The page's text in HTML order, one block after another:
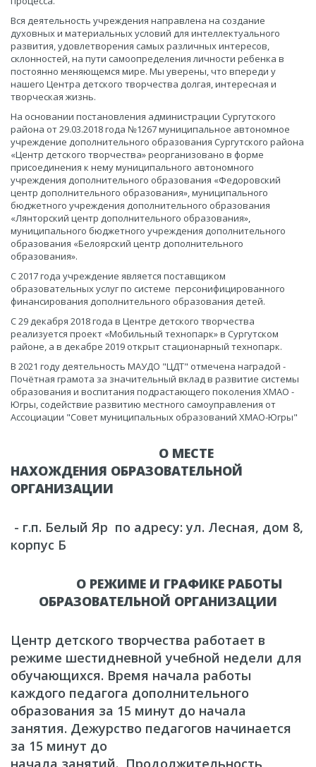
Вся деятельность учреждения направлена на создание
духовных и материальных условий для интеллектуального
развития, удовлетворения самых различных интересов,
склонностей, на пути самоопределения личности ребенка в
постоянно меняющемся мире. Мы уверены, что впереди у
нашего Центра детского творчества долгая, интересная и
творческая жизнь.
На основании постановления администрации Сургутского
района от 29.03.2018 года №1267 муниципальное автономное
учреждение дополнительного образования Сургутского района
«Центр детского творчества» реорганизовано в форме
присоединения к нему муниципального автономного
учреждения дополнительного образования «Федоровский
центр дополнительного образования», муниципального
бюджетного учреждения дополнительного образования
«Лянторский центр дополнительного образования»,
муниципального бюджетного учреждения дополнительного
образования «Белоярский центр дополнительного
образования».
С 2017 года учреждение является поставщиком
образовательных услуг по системе персонифицированного
финансирования дополнительного образования детей.
С 29 декабря 2018 года в Центре детского творчества
реализуется проект «Мобильный технопарк» в Сургутском
районе, а в декабре 2019 открыт стационарный технопарк.
В 2021 году деятельность МАУДО "ЦДТ" отмечена наградой -
Почётная грамота за значительный вклад в развитие системы
образования и воспитания подрастающего поколения ХМАО -
Югры, содействие развитию местного самоуправления от
Ассоциации "Совет муниципальных образований ХМАО-Югры"
О МЕСТЕ
НАХОЖДЕНИЯ ОБРАЗОВАТЕЛЬНОЙ
ОРГАНИЗАЦИИ​
- г.п. Белый Яр по адресу: ул. Лесная, дом 8,
корпус Б
О РЕЖИМЕ И ГРАФИКЕ РАБОТЫ
ОБРАЗОВАТЕЛЬНОЙ ОРГАНИЗАЦИИ
Центр детского творчества работает в
режиме шестидневной учебной недели для
обучающихся. Время начала работы
каждого педагога дополнительного
образования за 15 минут до начала
занятия. Дежурство педагогов начинается
за 15 минут до
начала занятий. Продолжительность